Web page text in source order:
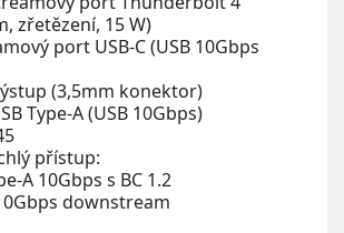
zřetězení, 15 W)
port USB-C (USB 10Gbps
(3,5mm konektor)
Type-A (USB 10Gbps)
přístup:
A 10Gbps s BC 1.2
downstream